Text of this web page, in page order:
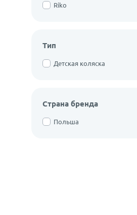
Riko
Тип
Детская коляска
Страна бренда
Польша